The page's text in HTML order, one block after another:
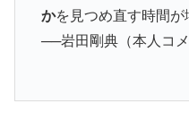
かを見つめ直す時間が
──岩田剛典（本人コメ